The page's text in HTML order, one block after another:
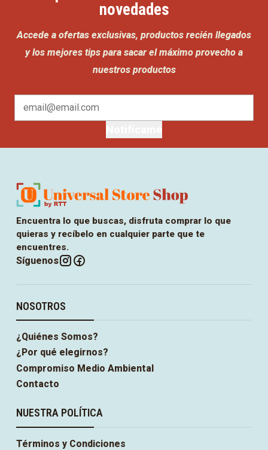
novedades
Accede a ofertas exclusivas, productos recién llegados
y los mejores tips para sacar el máximo provecho a
nuestros productos
Encuentra lo que buscas, disfruta comprar lo que
quieras y recíbelo en cualquier parte que te
encuentres.
Síguenos
NOSOTROS
¿Quiénes Somos?
¿Por qué elegirnos?
Compromiso Medio Ambiental
Contacto
NUESTRA POLÍTICA
Términos y Condiciones